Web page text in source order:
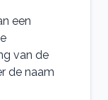
een
van de
de naam